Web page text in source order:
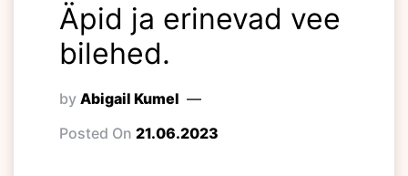
Äpid ja erinevad vee
bilehed.
by Abigail Kumel
Posted On 21.06.2023